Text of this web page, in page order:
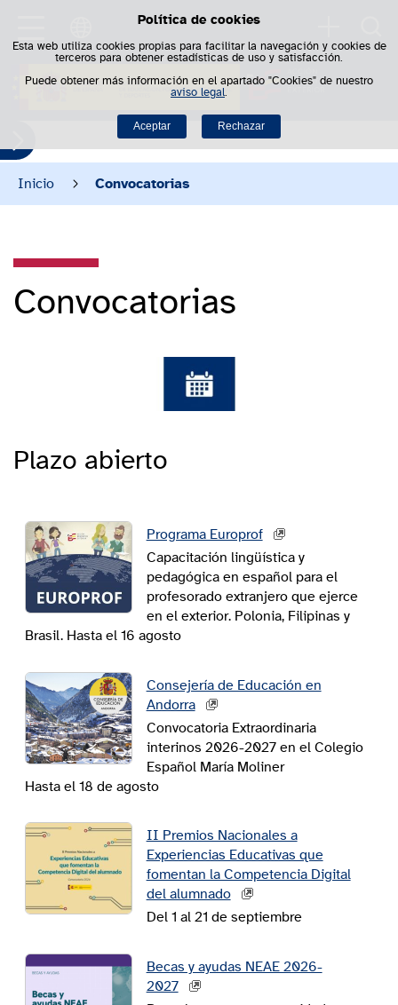
Política de cookies
Esta web utiliza cookies propias para facilitar la navegación y cookies de
terceros para obtener estadísticas de uso y satisfacción.
Puede obtener más información en el apartado "Cookies" de nuestro
aviso legal
Aceptar Rechazar
Saltar al contenido
Inicio Convocatorias
Convocatorias
Plazo abierto
Programa Europrof
Capacitación lingüística y
pedagógica en español para el
profesorado extranjero que ejerce
en el exterior. Polonia, Filipinas y
Brasil. Hasta el 16 agosto
Consejería de Educación en
Andorra
Convocatoria Extraordinaria
interinos 2026-2027 en el Colegio
Español María Moliner
Hasta el 18 de agosto
II Premios Nacionales a
Experiencias Educativas que
fomentan la Competencia Digital
del alumnado
Del 1 al 21 de septiembre
Becas y ayudas NEAE 2026-
2027